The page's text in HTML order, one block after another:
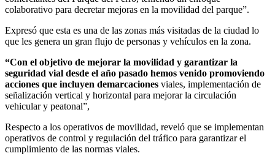
colaborativo para decretar mejoras en la movilidad del parque”.
Expresó que esta es una de las zonas más visitadas de la ciudad lo
que les genera un gran flujo de personas y vehículos en la zona.
“Con el objetivo de mejorar la movilidad y garantizar la
seguridad vial desde el año pasado hemos venido promoviendo
acciones que incluyen demarcaciones viales, implementación de
señalización vertical y horizontal para mejorar la circulación
vehicular y peatonal”,
Respecto a los operativos de movilidad, reveló que se implementan
operativos de control y regulación del tráfico para garantizar el
cumplimiento de las normas viales.